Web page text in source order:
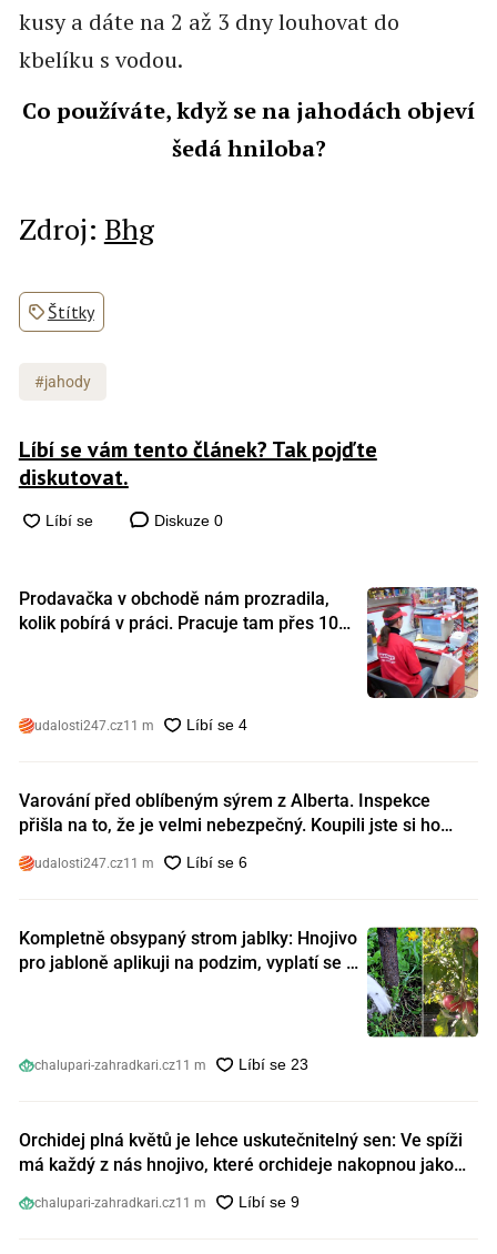
kusy a dáte na 2 až 3 dny louhovat do
kbelíku s vodou.
Co používáte, když se na jahodách objeví
šedá hniloba?
Zdroj: Bhg
Štítky
#jahody
Líbí se vám tento článek? Tak pojďte
diskutovat.
Diskuze 0
Prodavačka v obchodě nám prozradila,
kolik pobírá v práci. Pracuje tam přes 10
udalosti247.cz11 m
Varování před oblíbeným sýrem z Alberta. Inspekce
přišla na to, že je velmi nebezpečný. Koupili jste si ho
udalosti247.cz11 m
Kompletně obsypaný strom jablky: Hnojivo
pro jabloně aplikuji na podzim, vyplatí se s
chalupari-zahradkari.cz11 m
Orchidej plná květů je lehce uskutečnitelný sen: Ve spíži
má každý z nás hnojivo, které orchideje nakopnou jako
chalupari-zahradkari.cz11 m